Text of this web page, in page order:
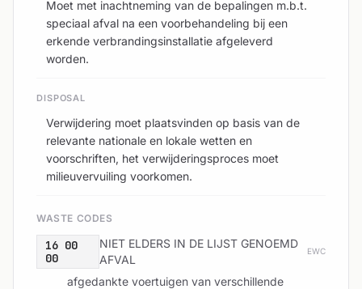
Moet met inachtneming van de bepalingen m.b.t.
speciaal afval na een voorbehandeling bij een
erkende verbrandingsinstallatie afgeleverd
worden.
DISPOSAL
Verwijdering moet plaatsvinden op basis van de
relevante nationale en lokale wetten en
voorschriften, het verwijderingsproces moet
milieuvervuiling voorkomen.
WASTE CODES
16 00
00
NIET ELDERS IN DE LIJST GENOEMD
AFVAL
EWC
afgedankte voertuigen van verschillende